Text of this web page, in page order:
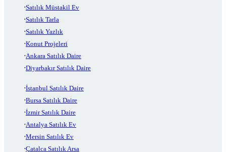
Satılık Müstakil Ev
Satılık Tarla
Satılık Yazlık
Konut Projeleri
Ankara Satılık Daire
Diyarbakır Satılık Daire
İstanbul Satılık Daire
Bursa Satılık Daire
İzmir Satılık Daire
Antalya Satılık Ev
Mersin Satılık Ev
Çatalca Satılık Arsa